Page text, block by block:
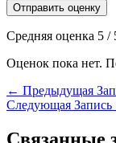
Отправить оценку
Средняя оценка 5 /
Оценок пока нет.
← Предыдущая
Следующая Запись
Связанные